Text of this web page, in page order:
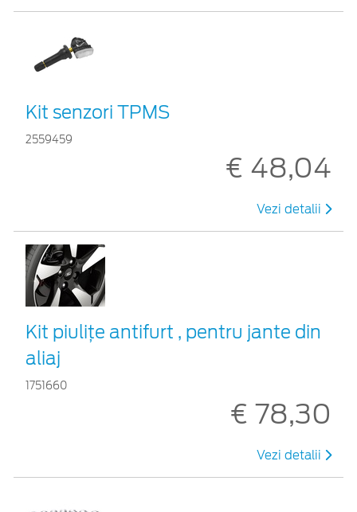
Kit senzori TPMS
2559459
€ 48,04
Vezi detalii
Kit piuliţe antifurt , pentru jante din
aliaj
1751660
€ 78,30
Vezi detalii